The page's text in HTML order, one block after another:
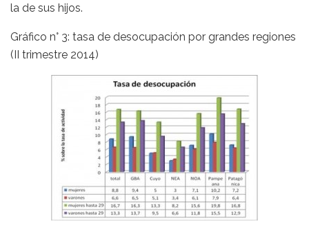
la de sus hijos.
Gráfico n° 3: tasa de desocupación por grandes regiones
(II trimestre 2014)